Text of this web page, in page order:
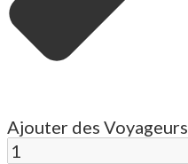
Ajouter des Voyageurs